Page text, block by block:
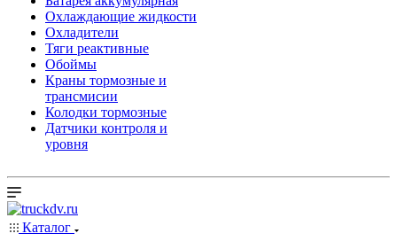
Охлаждающие жидкости
Охладители
Тяги реактивные
Обоймы
Краны тормозные и
трансмисии
Колодки тормозные
Датчики контроля и
уровня
Каталог